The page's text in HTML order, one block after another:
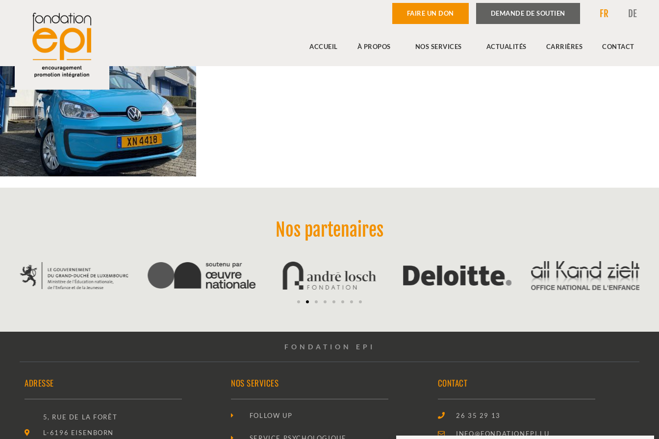
FAIRE UN DON DEMANDE DE SOUTIEN FR DE
ACCUEIL À PROPOS NOS SERVICES ACTUALITÉS CARRIÈRES CONTACT
Nos partenaires
FONDATION EPI
ADRESSE
5, RUE DE LA FORÊT
L-6196 EISENBORN
NOS SERVICES
FOLLOW UP
CONTACT
26 35 29 13
INFO@FONDATIONEPI.LU